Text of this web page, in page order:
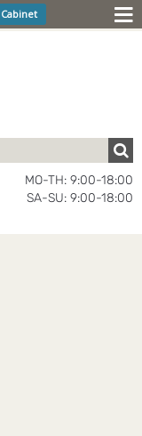
Cabinet
MO-TH: 9:00-18:00
SA-SU: 9:00-18:00